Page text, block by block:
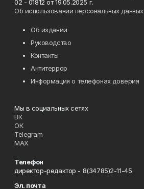
02 - 01812 от 19.05.2025 г.
Об использовании персональных данных
Об издании
Руководство
Контакты
Антитеррор
Информация о телефонах доверия
Мы в социальных сетях
ВК
ОК
Telegram
MAX
Телефон
директор-редактор - 8(34785)2-11-45
Эл. почта